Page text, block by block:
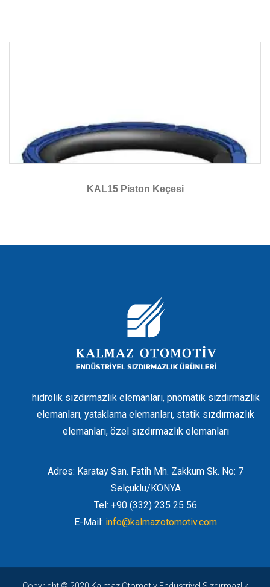
KAL15 Piston Keçesi
hidrolik sızdırmazlık elemanları, pnömatik sızdırmazlık
elemanları, yataklama elemanları, statik sızdırmazlık
elemanları, özel sızdırmazlık elemanları
Adres: Karatay San. Fatih Mh. Zakkum Sk. No: 7
Selçuklu/KONYA
Tel: +90 (332) 235 25 56
E-Mail: info@kalmazotomotiv.com